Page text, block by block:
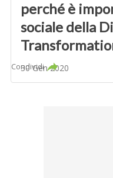
perché è
sociale della
30 Gen 2020
Condividi